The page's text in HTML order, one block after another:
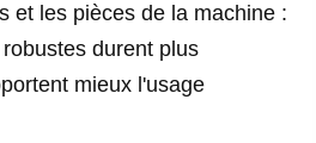
et les pièces de la machine :
durent plus
mieux l'usage